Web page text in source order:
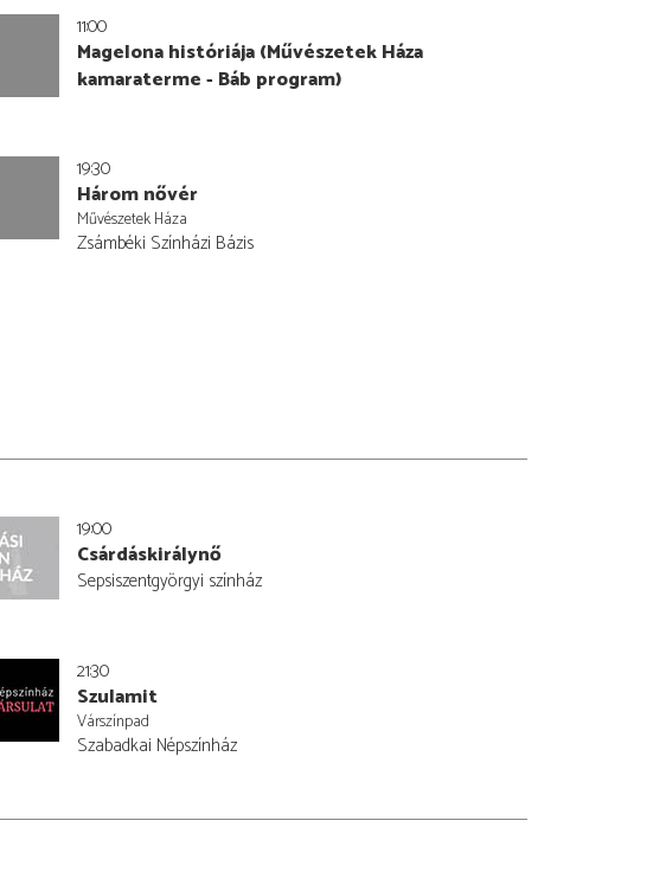
11:00
Magelona históriája (Művészetek Háza
kamaraterme - Báb program)
19:30
Három nővér
Művészetek Háza
Zsámbéki Színházi Bázis
19:00
Csárdáskirálynő
Sepsiszentgyörgyi színház
21:30
Szulamit
Várszínpad
Szabadkai Népszínház